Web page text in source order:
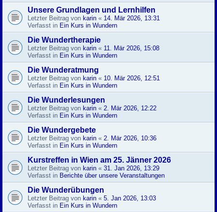
Unsere Grundlagen und Lernhilfen
Letzter Beitrag von karin « 14. Mär 2026, 13:31
Verfasst in Ein Kurs in Wundern
Die Wundertherapie
Letzter Beitrag von karin « 11. Mär 2026, 15:08
Verfasst in Ein Kurs in Wundern
Die Wunderatmung
Letzter Beitrag von karin « 10. Mär 2026, 12:51
Verfasst in Ein Kurs in Wundern
Die Wunderlesungen
Letzter Beitrag von karin « 2. Mär 2026, 12:22
Verfasst in Ein Kurs in Wundern
Die Wundergebete
Letzter Beitrag von karin « 2. Mär 2026, 10:36
Verfasst in Ein Kurs in Wundern
Kurstreffen in Wien am 25. Jänner 2026
Letzter Beitrag von karin « 31. Jan 2026, 13:29
Verfasst in Berichte über unsere Veranstaltungen
Die Wunderübungen
Letzter Beitrag von karin « 5. Jan 2026, 13:03
Verfasst in Ein Kurs in Wundern